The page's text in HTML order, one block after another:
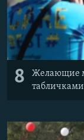
8
Желающие
табличками